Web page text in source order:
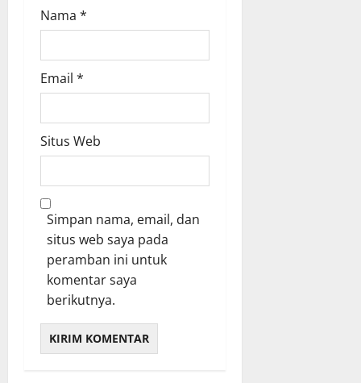
Nama *
Email *
Situs Web
Simpan nama, email, dan
situs web saya pada
peramban ini untuk
komentar saya
berikutnya.